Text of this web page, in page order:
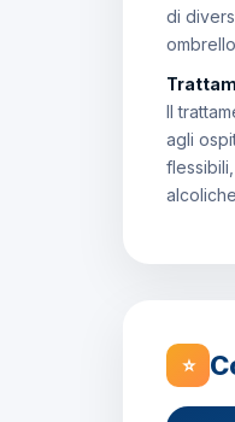
di
Il
agli
⭐